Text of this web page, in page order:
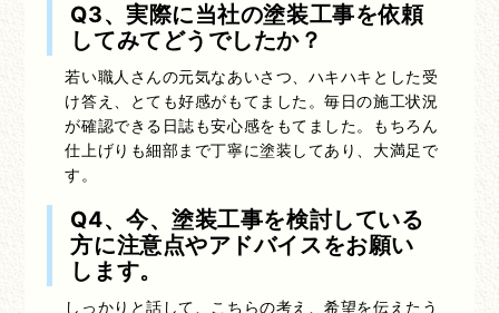
Q3、実際に当社の塗装工事を依頼
してみてどうでしたか？
若い職人さんの元気なあいさつ、ハキハキとした受
け答え、とても好感がもてました。毎日の施工状況
が確認できる日誌も安心感をもてました。もちろん
仕上げりも細部まで丁寧に塗装してあり、大満足で
す。
Q4、今、塗装工事を検討している
方に注意点やアドバイスをお願い
します。
しっかりと話して、こちらの考え、希望を伝えたう